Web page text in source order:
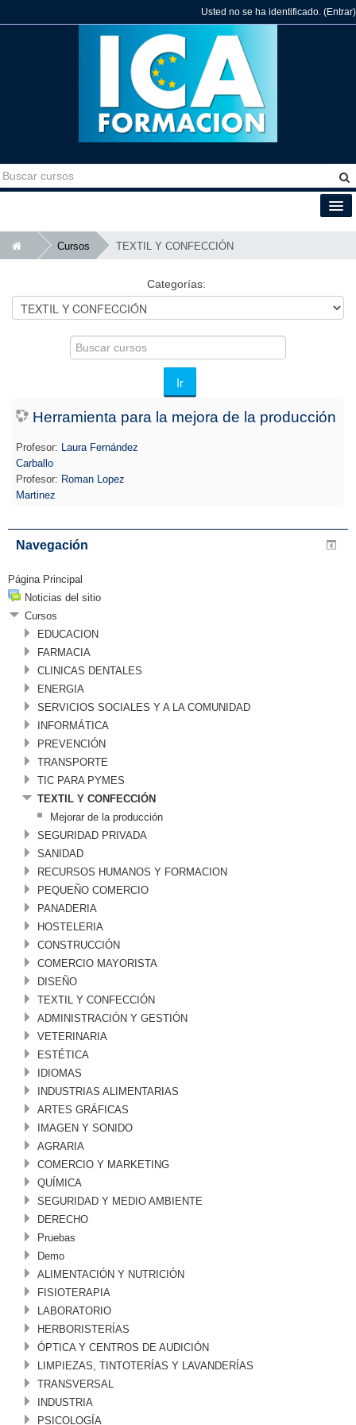
Usted no se ha identificado. (Entrar)
Español - Internacional (es)
Cursos TEXTIL Y CONFECCIÓN
Categorías:
Buscar
cursos
Ir
Herramienta para la mejora de la producción
Profesor:
Laura Fernández
Carballo
Profesor: Roman Lopez
Martinez
Navegación
Página Principal
Noticias del sitio
Cursos
EDUCACION
FARMACIA
CLINICAS DENTALES
ENERGIA
SERVICIOS SOCIALES Y A LA COMUNIDAD
INFORMÁTICA
PREVENCIÓN
TRANSPORTE
TIC PARA PYMES
TEXTIL Y CONFECCIÓN
Mejorar de la producción
SEGURIDAD PRIVADA
SANIDAD
RECURSOS HUMANOS Y FORMACION
PEQUEÑO COMERCIO
PANADERIA
HOSTELERIA
CONSTRUCCIÓN
COMERCIO MAYORISTA
DISEÑO
TEXTIL Y CONFECCIÓN
ADMINISTRACIÓN Y GESTIÓN
VETERINARIA
ESTÉTICA
IDIOMAS
INDUSTRIAS ALIMENTARIAS
ARTES GRÁFICAS
IMAGEN Y SONIDO
AGRARIA
COMERCIO Y MARKETING
QUÍMICA
SEGURIDAD Y MEDIO AMBIENTE
DERECHO
Pruebas
Demo
ALIMENTACIÓN Y NUTRICIÓN
FISIOTERAPIA
LABORATORIO
HERBORISTERÍAS
ÓPTICA Y CENTROS DE AUDICIÓN
LIMPIEZAS, TINTOTERÍAS Y LAVANDERÍAS
TRANSVERSAL
INDUSTRIA
PSICOLOGÍA